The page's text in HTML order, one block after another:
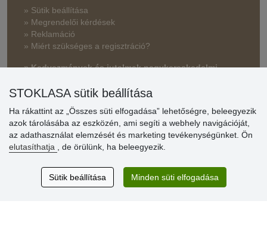
» Sütik beállítása
» Megrendelői kérdések
» Reklamáció
» Miért szükséges a regisztráció?
» Kedvezmények és jutalmak nagykereskedelmi
Vásárlók
Excellent service
STOKLASA sütik beállítása
Ha rákattint az „Összes süti elfogadása” lehetőségre, beleegyezik
azok tárolásába az eszközén, ami segíti a webhely navigációját,
az adathasználat elemzését és marketing tevékenységünket. Ön
elutasíthatja
, de örülünk, ha beleegyezik.
Sütik beállítása Minden süti elfogadása